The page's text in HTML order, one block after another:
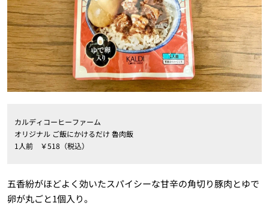
カルディコーヒーファーム
オリジナル ご飯にかけるだけ 魯肉飯
1人前 ￥518（税込）
五香紛がほどよく効いたスパイシーな甘辛の角切り豚肉とゆで
卵が丸ごと1個入り。